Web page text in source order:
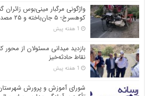
واژگونی مرگبار مینی‌بوس زائران
کوهسرخ؛ ۵ جان‌باخته و ۲۵ مصدوم
1 هفته پیش
بازدید میدانی مسئولان از
نقاط حادثه‌خیز
1 هفته پیش
شورای آموزش و پرورش